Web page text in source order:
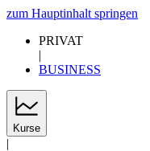
zum Hauptinhalt springen
PRIVAT
|
BUSINESS
Kurse
|